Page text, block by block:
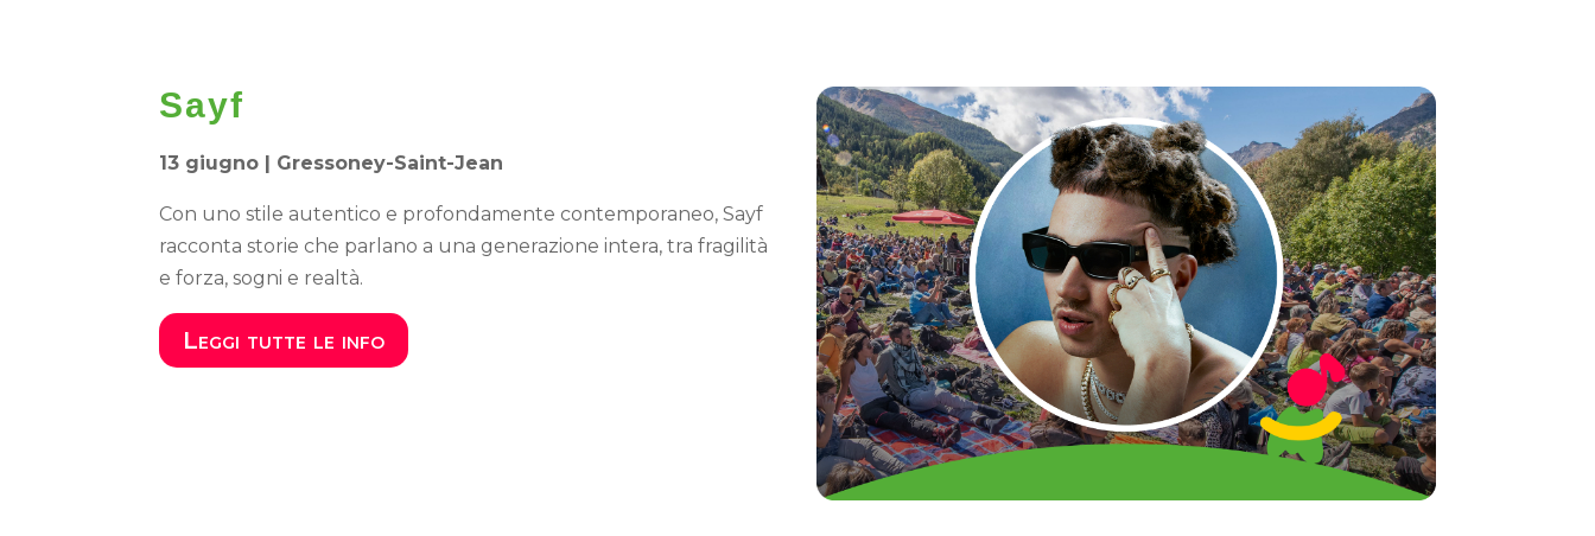
Sayf
13 giugno | Gressoney-Saint-Jean
Con uno stile autentico e profondamente contemporaneo, Sayf
racconta storie che parlano a una generazione intera, tra fragilità
e forza, sogni e realtà.
Leggi tutte le info